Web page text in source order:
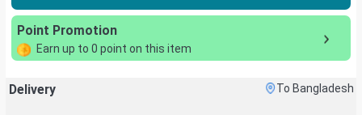
Point Promotion
Earn up to 0 point on this item
Delivery To Bangladesh